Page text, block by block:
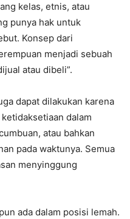
kelas, etnis, atau
punya hak untuk
Konsep dari
menjadi sebuah
atau dibeli”.
dapat dilakukan karena
dalam
atau bahkan
pada waktunya. Semua
menyinggung
ada dalam posisi lemah.